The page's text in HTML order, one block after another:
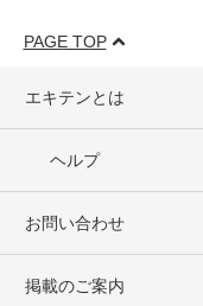
PAGE TOP
エキテンとは
ヘルプ
お問い合わせ
掲載のご案内